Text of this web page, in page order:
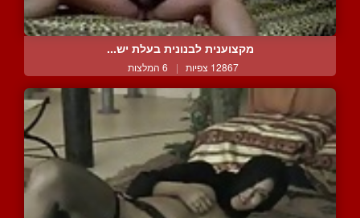
מקצוענית לבנונית בעלת יש...
12867 צפיות | 6 המלצות